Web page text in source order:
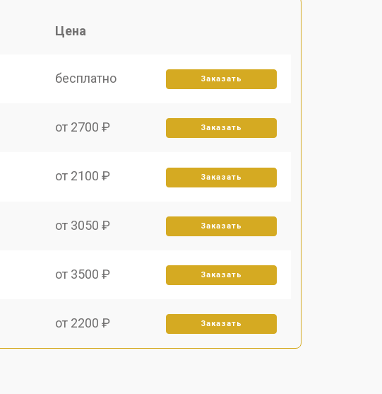
Цена
бесплатно Заказать
от 2700 ₽ Заказать
от 2100 ₽ Заказать
от 3050 ₽ Заказать
от 3500 ₽ Заказать
от 2200 ₽ Заказать